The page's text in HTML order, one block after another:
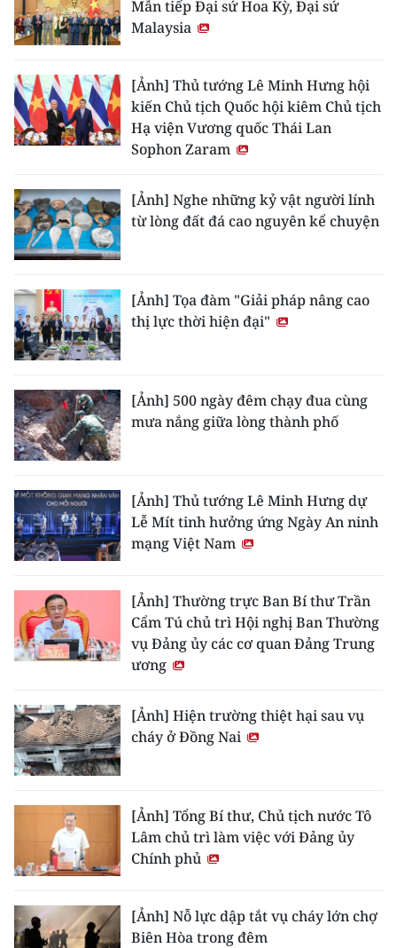
Mẫn tiếp Đại sứ Hoa Kỳ, Đại sứ
Malaysia
[Ảnh] Thủ tướng Lê Minh Hưng hội
kiến Chủ tịch Quốc hội kiêm Chủ tịch
Hạ viện Vương quốc Thái Lan
Sophon Zaram
[Ảnh] Nghe những kỷ vật người lính
từ lòng đất đá cao nguyên kể chuyện
[Ảnh] Tọa đàm "Giải pháp nâng cao
thị lực thời hiện đại"
[Ảnh] 500 ngày đêm chạy đua cùng
mưa nắng giữa lòng thành phố
[Ảnh] Thủ tướng Lê Minh Hưng dự
Lễ Mít tinh hưởng ứng Ngày An ninh
mạng Việt Nam
[Ảnh] Thường trực Ban Bí thư Trần
Cẩm Tú chủ trì Hội nghị Ban Thường
vụ Đảng ủy các cơ quan Đảng Trung
ương
[Ảnh] Hiện trường thiệt hại sau vụ
cháy ở Đồng Nai
[Ảnh] Tổng Bí thư, Chủ tịch nước Tô
Lâm chủ trì làm việc với Đảng ủy
Chính phủ
[Ảnh] Nỗ lực dập tắt vụ cháy lớn chợ
Biên Hòa trong đêm